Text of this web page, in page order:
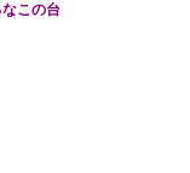
この台